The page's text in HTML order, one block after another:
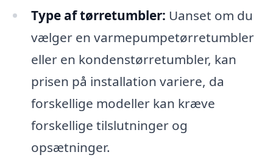
Type af tørretumbler: Uanset om du
vælger en varmepumpetørretumbler
eller en kondenstørretumbler, kan
prisen på installation variere, da
forskellige modeller kan kræve
forskellige tilslutninger og
opsætninger.